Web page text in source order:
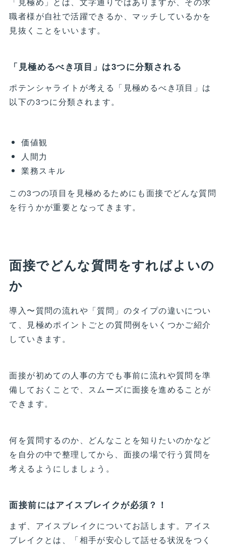
職者様が自社で活躍できるか、マッチしているかを
見抜くことをいいます。
「見極めるべき項目」は3つに分類される
ポテンシャライトが考える「見極めるべき項目」は
以下の3つに分類されます。
価値観
人間力
業務スキル
この3つの項目を見極めるためにも面接でどんな質問
を行うかが重要となってきます。
面接でどんな質問をすればよいの
か
導入〜質問の流れや「質問」のタイプの違いについ
て、見極めポイントごとの質問例をいくつかご紹介
していきます。
面接が初めての人事の方でも事前に流れや質問を準
備しておくことで、スムーズに面接を進めることが
できます。
何を質問するのか、どんなことを知りたいのかなど
を自分の中で整理してから、面接の場で行う質問を
考えるようにしましょう。
面接前にはアイスブレイクが必須？！
まず、アイスブレイクについてお話します。アイス
ブレイクとは、「相手が安心して話せる状況をつく